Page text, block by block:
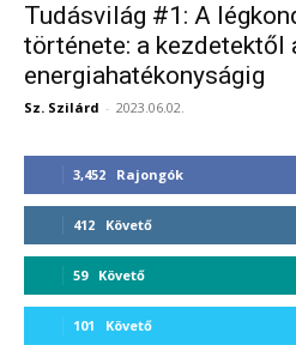
Tudásvilág #1: A
története: a kezdetektől
energiahatékonyságig
Sz. Szilárd - 2023.06.02.
3,452 Rajongók
412 Követő
59 Követő
101 Követő